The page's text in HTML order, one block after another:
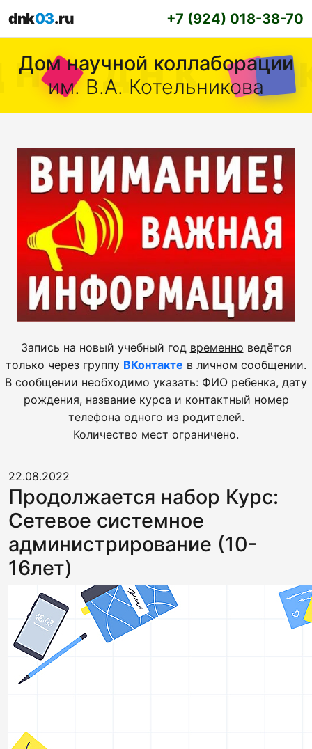
dnk03.ru +7 (924) 018-38-70
Дом научной коллаборации
им. В.А. Котельникова
Запись на новый учебный год временно ведётся
только через группу ВКонтакте в личном сообщении.
В сообщении необходимо указать: ФИО ребенка, дату
рождения, название курса и контактный номер
телефона одного из родителей.
Количество мест ограничено.
22.08.2022
Продолжается набор Курс:
Сетевое системное
администрирование (10-
16лет)